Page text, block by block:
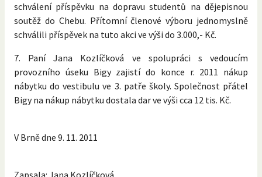
schválení příspěvku na dopravu studentů na dějepisnou
soutěž do Chebu. Přítomní členové výboru jednomyslně
schválili příspěvek na tuto akci ve výši do 3.000,- Kč.
7. Paní Jana Kozlíčková ve spolupráci s vedoucím
provozního úseku Bigy zajistí do konce r. 2011 nákup
nábytku do vestibulu ve 3. patře školy. Společnost přátel
Bigy na nákup nábytku dostala dar ve výši cca 12 tis. Kč.
V Brně dne 9. 11. 2011
Zapsala: Jana Kozlíčková